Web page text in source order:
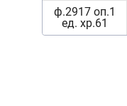
ф.2917 оп.1
ед. хр.61